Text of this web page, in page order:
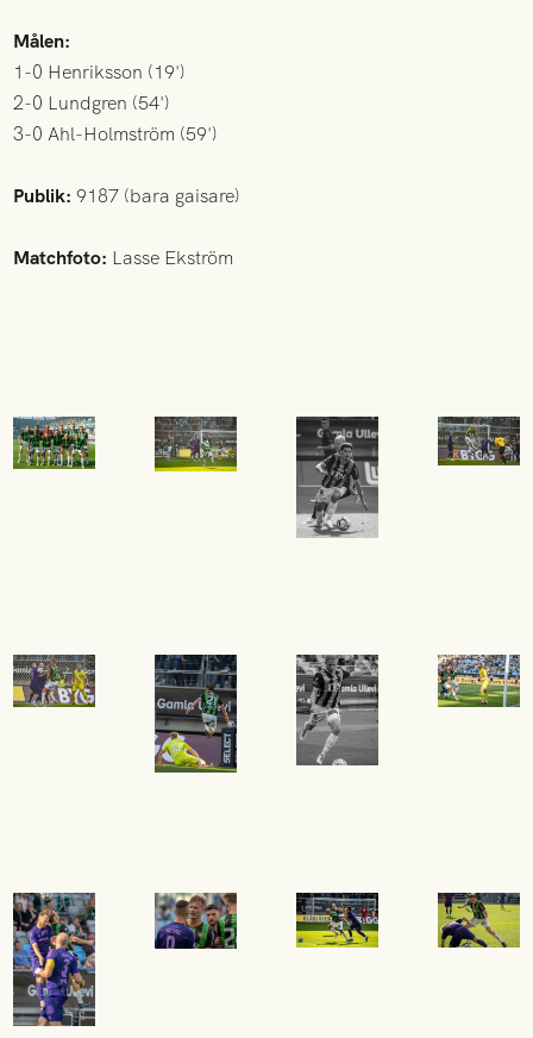
Målen:
1-0 Henriksson (19')
2-0 Lundgren (54')
3-0 Ahl-Holmström (59')
Publik:9187 (bara gaisare)
Matchfoto: Lasse Ekström